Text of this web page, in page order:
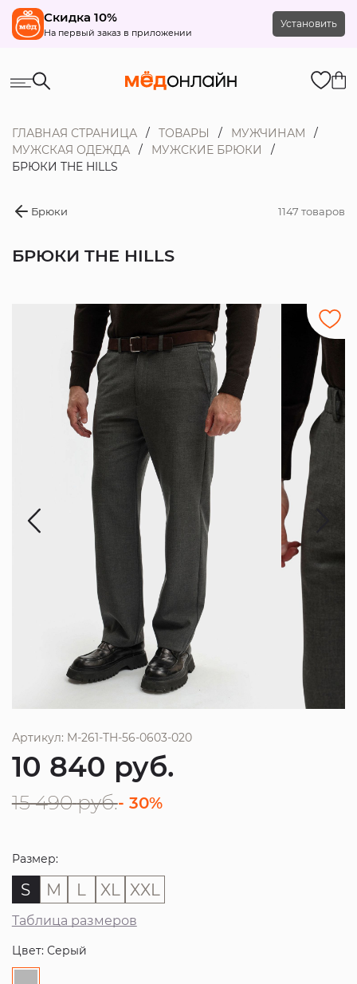
Скидка 10%
На первый заказ в приложении
Установить
ГЛАВНАЯ СТРАНИЦА ТОВАРЫ
МУЖЧИНАМ
МУЖСКАЯ ОДЕЖДА
МУЖСКИЕ БРЮКИ
БРЮКИ THE HILLS
Брюки 1147 товаров
БРЮКИ THE HILLS
Артикул: M-261-TH-56-0603-020
10 840 руб.
15 490 руб.- 30%
Размер:
S M L XL XXL
Таблица размеров
Цвет: Серый